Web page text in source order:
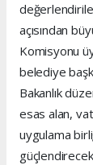
açısından
Komisyonu
belediye
Bakanlık
esas alan,
uygulama